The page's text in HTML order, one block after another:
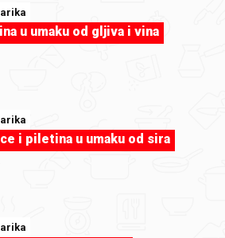
u umaku od gljiva i vina
i piletina u umaku od sira